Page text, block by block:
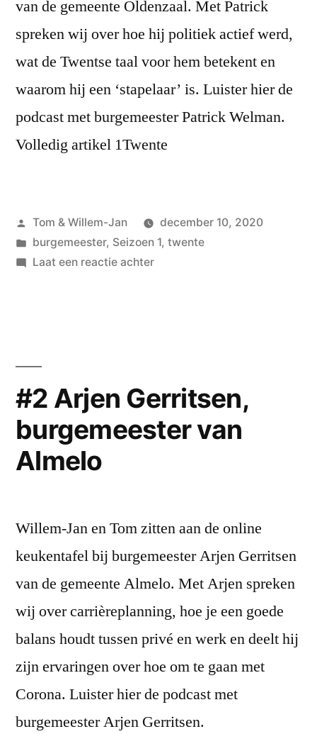
van de gemeente Oldenzaal. Met Patrick
spreken wij over hoe hij politiek actief werd,
wat de Twentse taal voor hem betekent en
waarom hij een ‘stapelaar’ is. Luister hier de
podcast met burgemeester Patrick Welman.
Volledig artikel 1Twente
Geplaatst
door
Tom & Willem-Jan
december 10, 2020
Geplaatst
in
burgemeester, Seizoen 1, twente
Laat een reactie achterop
en
te
gast
#2 Arjen Gerritsen,
burgemeester van
Almelo
Willem-Jan en Tom zitten aan de online
keukentafel bij burgemeester Arjen Gerritsen
van de gemeente Almelo. Met Arjen spreken
wij over carrièreplanning, hoe je een goede
balans houdt tussen privé en werk en deelt hij
zijn ervaringen over hoe om te gaan met
Corona. Luister hier de podcast met
burgemeester Arjen Gerritsen.